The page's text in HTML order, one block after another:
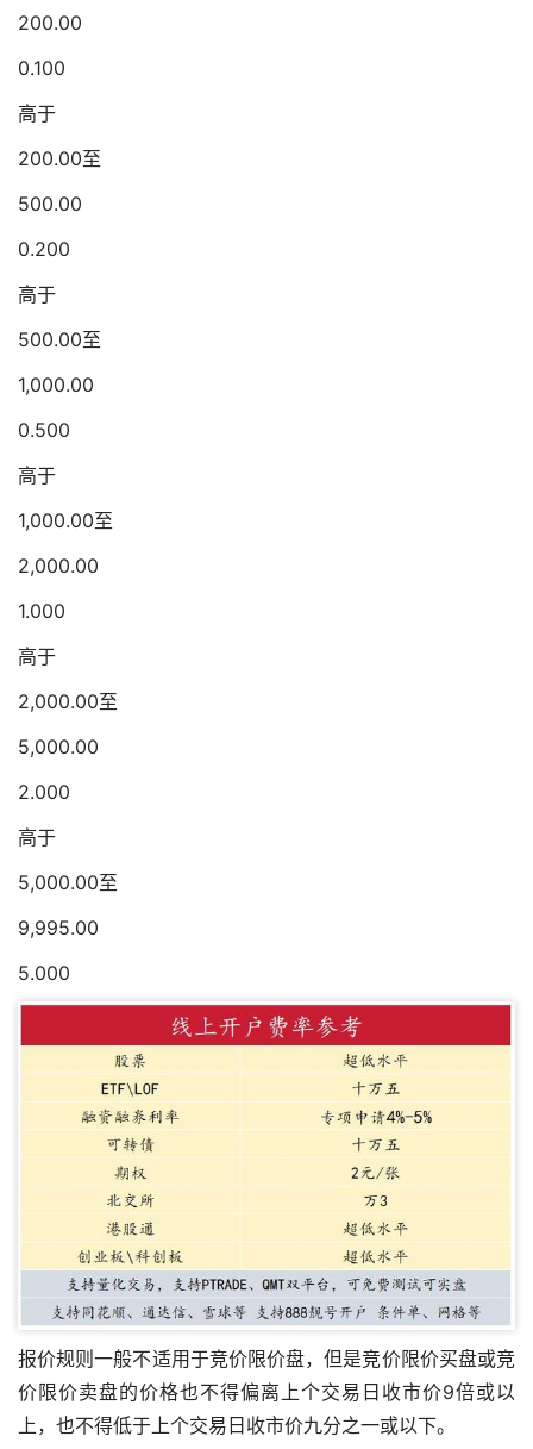
200.00
0.100
高于
200.00至
500.00
0.200
高于
500.00至
1,000.00
0.500
高于
1,000.00至
2,000.00
1.000
高于
2,000.00至
5,000.00
2.000
高于
5,000.00至
9,995.00
5.000
报价规则一般不适用于竞价限价盘，但是竞价限价买盘或竞
价限价卖盘的价格也不得偏离上个交易日收市价9倍或以
上，也不得低于上个交易日收市价九分之一或以下。